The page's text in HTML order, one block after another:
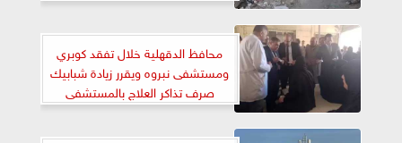
محافظ الدقهلية خلال تفقد كوبري
ومستشفى نبروه ويقرر زيادة شبابيك
صرف تذاكر العلاج بالمستشفى